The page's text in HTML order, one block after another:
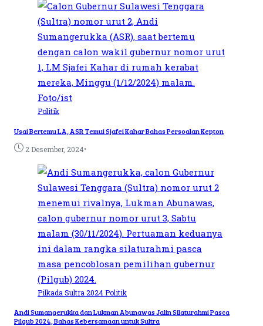
Politik
Usai Bertemu LA, ASR Temui Sjafei Kahar Bahas Persoalan Kepton
2 Desember, 2024•
Pilkada Sultra 2024Politik
Andi Sumangerukka dan Lukman Abunawas Jalin Silaturahmi Pasca
Pilgub 2024, Bahas Kebersamaan untuk Sultra